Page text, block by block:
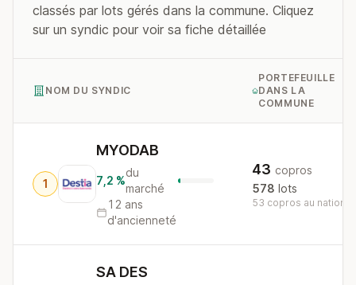
classés par lots gérés dans la commune. Cliquez
sur un syndic pour voir sa fiche détaillée
NOM DU SYNDIC
PORTEFEUILLE
DANS LA
COMMUNE
1
MYODAB
7,2 %
du
marché
12 ans
d'ancienneté
43 copros
578 lots
53 copros au national
SA DES